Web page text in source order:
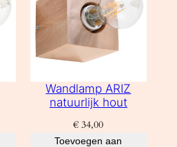
Wandlamp ARIZ
natuurlijk hout
€ 34,00
Toevoegen aan